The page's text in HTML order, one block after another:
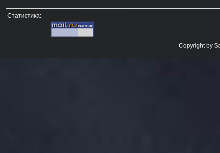
Статистика:
Copyright by